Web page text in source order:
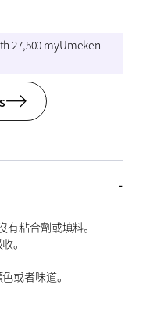
27,500 myUmeken
粘合劑或填料。
。
或者味道。